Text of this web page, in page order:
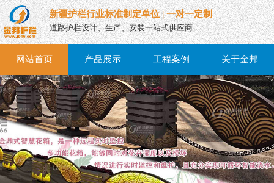
新疆护栏行业标准制定单位 | 一对一定制
道路护栏设计、生产、安装一站式供应商
网站首页 产品展示 工程案例 关于金邦